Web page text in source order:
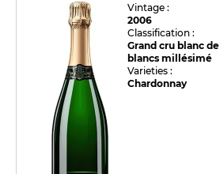
Vintage :
2006
Classification :
Grand cru blanc de
blancs millésimé
Varieties :
Chardonnay